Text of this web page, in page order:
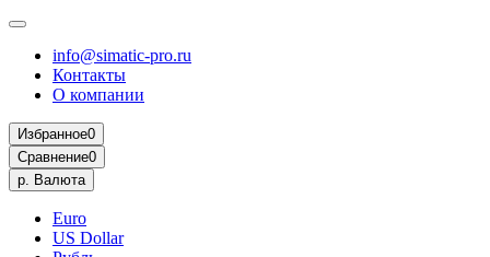
info@simatic-pro.ru
Контакты
О компании
Избранное0
Сравнение0
р. Валюта
Euro
US Dollar